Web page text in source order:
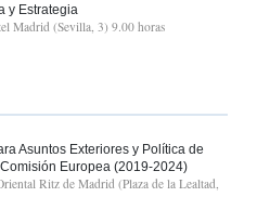
y Estrategia
Madrid (Sevilla, 3) 9.00 horas
Asuntos Exteriores y Política de
Europea (2019-2024)
Ritz de Madrid (Plaza de la Lealtad,